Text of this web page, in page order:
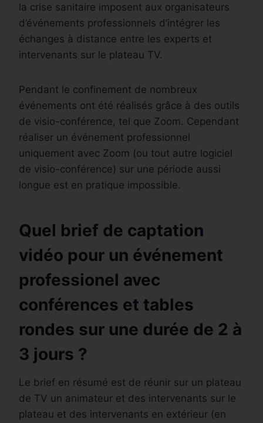
la crise sanitaire imposent aux organisateurs
d’événements professionnels d’intégrer les
échanges à distance entre les experts et
intervenants sur le plateau TV.
Pendant le confinement de nombreux
événements ont été réalisés grâce à des outils
de visio-conférence, tel que Zoom. Cependant
réaliser un événement professionnel
uniquement avec Zoom (ou tout autre logiciel
de visio-conférence) sur une période aussi
longue est en pratique impossible.
Quel brief de captation
vidéo pour un événement
professionel avec
conférences et tables
rondes sur une durée de 2 à
3 jours ?
Le brief en résumé est de réunir sur un plateau
de TV un animateur et des intervenants sur le
plateau et des intervenants en extérieur (en